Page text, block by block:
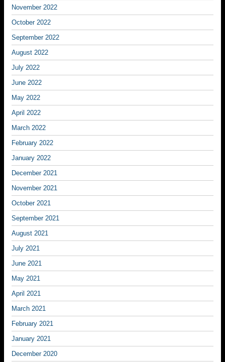
November 2022
October 2022
September 2022
August 2022
July 2022
June 2022
May 2022
April 2022
March 2022
February 2022
January 2022
December 2021
November 2021
October 2021
September 2021
August 2021
July 2021
June 2021
May 2021
April 2021
March 2021
February 2021
January 2021
December 2020